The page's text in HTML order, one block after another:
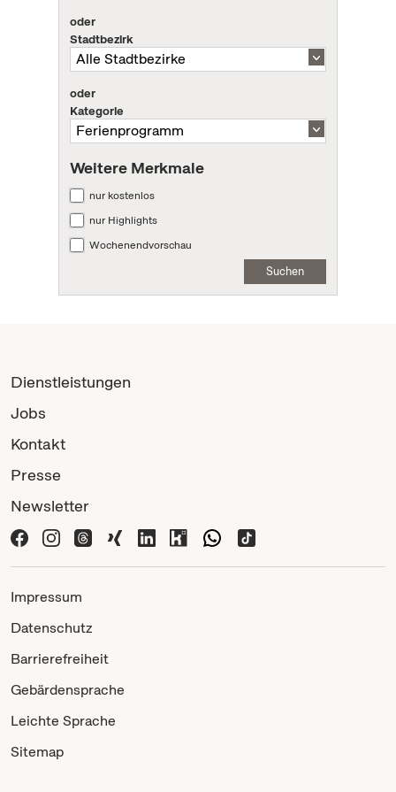
oder
Stadtbezirk
oder
Kategorie
Weitere Merkmale
nur kostenlos
nur Highlights
Wochenendvorschau
Suchen
Dienstleistungen
Jobs
Kontakt
Presse
Newsletter
Impressum
Datenschutz
Barrierefreiheit
Gebärdensprache
Leichte Sprache
Sitemap